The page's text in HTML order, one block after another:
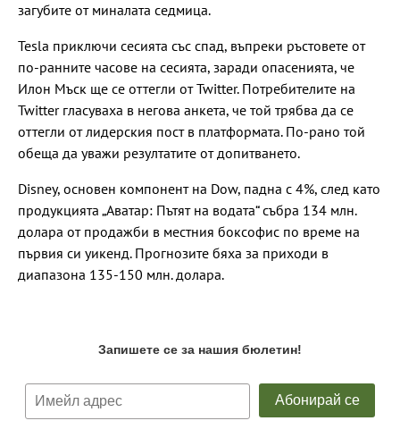
загубите от миналата седмица.
Tesla приключи сесията със спад, въпреки ръстовете от
по-ранните часове на сесията, заради опасенията, че
Илон Мъск ще се оттегли от Twitter. Потребителите на
Twitter гласуваха в негова анкета, че той трябва да се
оттегли от лидерския пост в платформата. По-рано той
обеща да уважи резултатите от допитването.
Disney, основен компонент на Dow, падна с 4%, след като
продукцията „Аватар: Пътят на водата“ събра 134 млн.
долара от продажби в местния боксофис по време на
първия си уикенд. Прогнозите бяха за приходи в
диапазона 135-150 млн. долара.